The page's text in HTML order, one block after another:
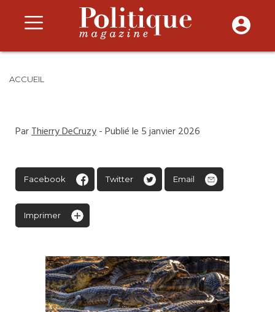
ACCUEIL
ParThierry DeCruzy- Publié le 5 janvier 2026
Facebook Twitter Email
Imprimer